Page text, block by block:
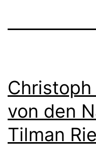
von den
Tilman